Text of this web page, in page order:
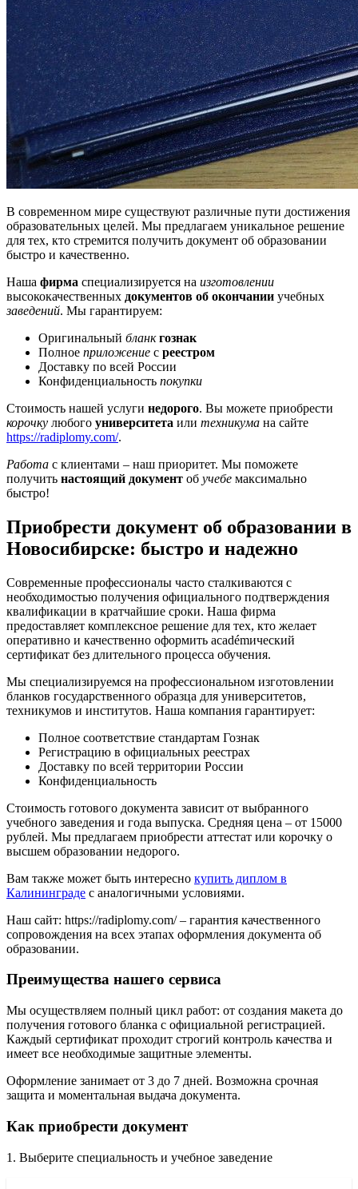
В современном мире существуют различные пути достижения
образовательных целей. Мы предлагаем уникальное решение
для тех, кто стремится получить документ об образовании
быстро и качественно.
Наша фирма специализируется на изготовлении
высококачественных документов об окончании учебных
заведений. Мы гарантируем:
Оригинальный бланк гознак
Полное приложение с реестром
Доставку по всей России
Конфиденциальность покупки
Стоимость нашей услуги недорого. Вы можете приобрести
корочку любого университета или техникума на сайте
https://radiplomy.com/.
Работа с клиентами – наш приоритет. Мы поможете
получить настоящий документ об учебе максимально
быстро!
Приобрести документ об образовании в
Новосибирске: быстро и надежно
Современные профессионалы часто сталкиваются с
необходимостью получения официального подтверждения
квалификации в кратчайшие сроки. Наша фирма
предоставляет комплексное решение для тех, кто желает
оперативно и качественно оформить académический
сертификат без длительного процесса обучения.
Мы специализируемся на профессиональном изготовлении
бланков государственного образца для университетов,
техникумов и институтов. Наша компания гарантирует:
Полное соответствие стандартам Гознак
Регистрацию в официальных реестрах
Доставку по всей территории России
Конфиденциальность
Стоимость готового документа зависит от выбранного
учебного заведения и года выпуска. Средняя цена – от 15000
рублей. Мы предлагаем приобрести аттестат или корочку о
высшем образовании недорого.
Вам также может быть интересно купить диплом в
Калининграде с аналогичными условиями.
Наш сайт: https://radiplomy.com/ – гарантия качественного
сопровождения на всех этапах оформления документа об
образовании.
Преимущества нашего сервиса
Мы осуществляем полный цикл работ: от создания макета до
получения готового бланка с официальной регистрацией.
Каждый сертификат проходит строгий контроль качества и
имеет все необходимые защитные элементы.
Оформление занимает от 3 до 7 дней. Возможна срочная
защита и моментальная выдача документа.
Как приобрести документ
1. Выберите специальность и учебное заведение